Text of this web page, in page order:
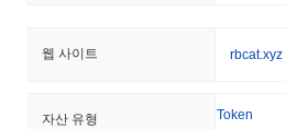
여 어떤 성과를 내고 있나요?
웹 사이트 rbcat.xyz
자산 유형 Token